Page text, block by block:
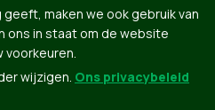
maken we ook gebruik van
ons in staat om de website
voorkeuren.
wijzigen. Ons privacybeleid